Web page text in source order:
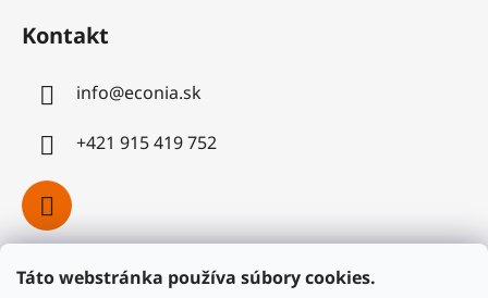
Táto webstránka používa súbory cookies.
Kontakt
info@econia.sk
+421 915 419 752
Facebook